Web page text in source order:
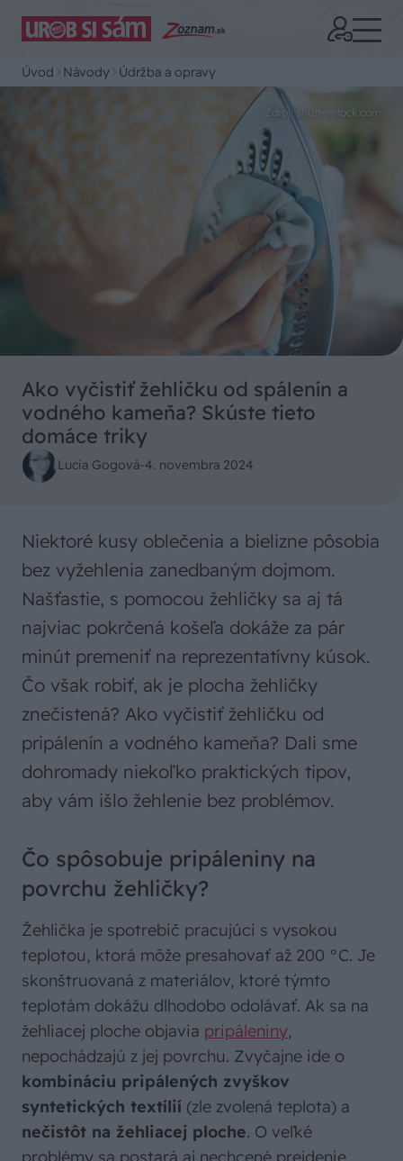
Úvod Návody Údržba a opravy
Zdroj: shutterstock.com
Ako vyčistiť žehličku od spálenín a
vodného kameňa? Skúste tieto
domáce triky
Lucia Gogová-4. novembra 2024
Niektoré kusy oblečenia a bielizne pôsobia
bez vyžehlenia zanedbaným dojmom.
Našťastie, s pomocou žehličky sa aj tá
najviac pokrčená košeľa dokáže za pár
minút premeniť na reprezentatívny kúsok.
Čo však robiť, ak je plocha žehličky
znečistená? Ako vyčistiť žehličku od
pripálenín a vodného kameňa? Dali sme
dohromady niekoľko praktických tipov,
aby vám išlo žehlenie bez problémov.
Čo spôsobuje pripáleniny na
povrchu žehličky?
Žehlička je spotrebič pracujúci s vysokou
teplotou, ktorá môže presahovať až 200 °C. Je
skonštruovaná z materiálov, ktoré týmto
teplotám dokážu dlhodobo odolávať. Ak sa na
žehliacej ploche objavia pripáleniny,
nepochádzajú z jej povrchu. Zvyčajne ide o
kombináciu pripálených zvyškov
syntetických textílií (zle zvolená teplota) a
nečistôt na žehliacej ploche. O veľké
problémy sa postará aj nechcené prejdenie